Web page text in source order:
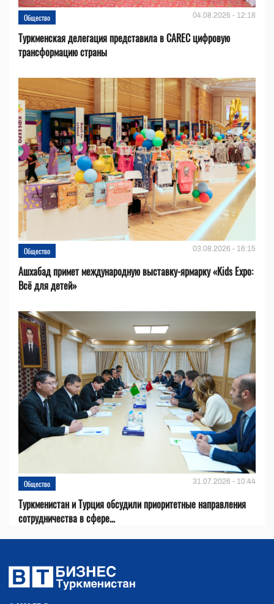
Общество 04.08.2026 - 12:18
Туркменская делегация представила в CAREC цифровую
трансформацию страны
Общество 03.08.2026 - 16:15
Ашхабад примет международную выставку-ярмарку «Kids Expo:
Всё для детей»
Общество 31.07.2026 - 10:44
Туркменистан и Турция обсудили приоритетные направления
сотрудничества в сфере...